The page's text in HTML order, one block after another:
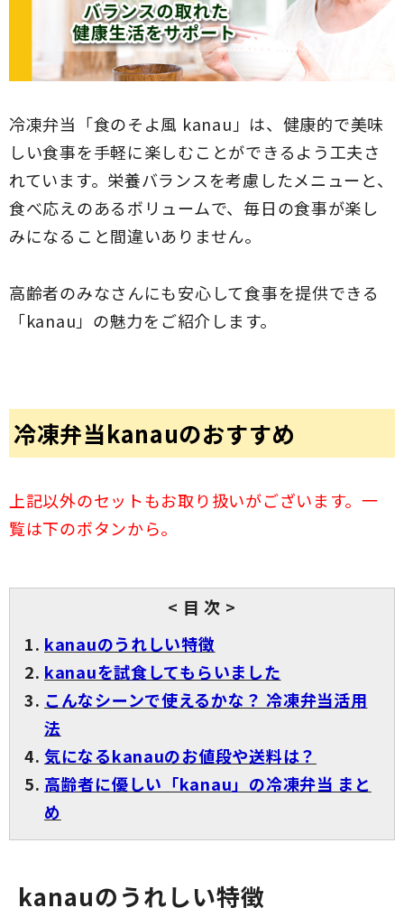
冷凍弁当「食のそよ風 kanau」は、健康的で美味
しい食事を手軽に楽しむことができるよう工夫さ
れています。栄養バランスを考慮したメニューと、
食べ応えのあるボリュームで、毎日の食事が楽し
みになること間違いありません。
高齢者のみなさんにも安心して食事を提供できる
「kanau」の魅力をご紹介します。
冷凍弁当kanauのおすすめ
上記以外のセットもお取り扱いがございます。一
覧は下のボタンから。
< 目 次 >
kanauのうれしい特徴
kanauを試食してもらいました
こんなシーンで使えるかな？ 冷凍弁当活用
法
気になるkanauのお値段や送料は？
高齢者に優しい「kanau」の冷凍弁当 まと
め
kanauのうれしい特徴